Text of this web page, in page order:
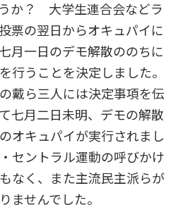
か？ 大学生連合会などラ
票の翌日からオキュパイに
月一日のデモ解散ののちに
行うことを決定しました。
戴ら三人には決定事項を伝
七月二日未明、デモの解散
オキュパイが実行されまし
セントラル運動の呼びかけ
なく、また主流民主派らが
ませんでした。